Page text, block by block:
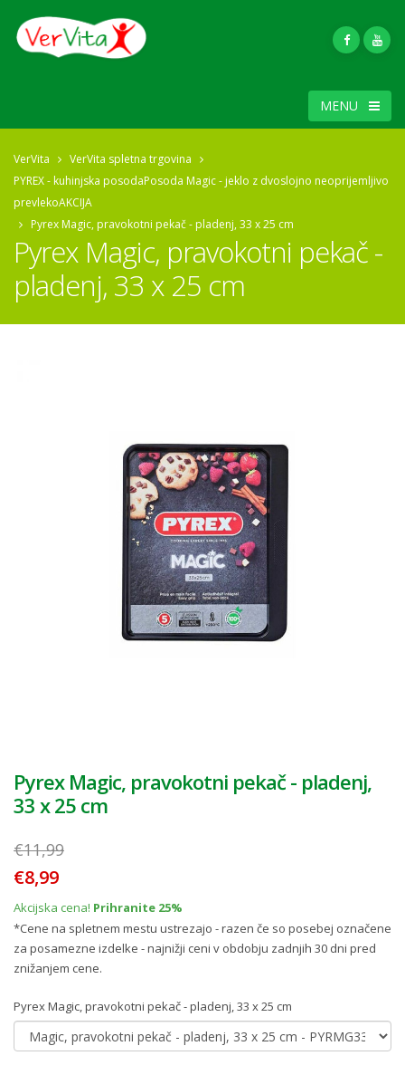
MENU
VerVita
VerVita spletna trgovina
PYREX - kuhinjska posodaPosoda Magic - jeklo z dvoslojno neoprijemljivo
prevlekoAKCIJA
Pyrex Magic, pravokotni pekač - pladenj, 33 x 25 cm
Pyrex Magic, pravokotni pekač -
pladenj, 33 x 25 cm
Pyrex Magic, pravokotni pekač - pladenj,
33 x 25 cm
€11,99
€8,99
Akcijska cena! Prihranite 25%
*Cene na spletnem mestu ustrezajo - razen če so posebej označene
za posamezne izdelke - najnižji ceni v obdobju zadnjih 30 dni pred
znižanjem cene.
Pyrex Magic, pravokotni pekač - pladenj, 33 x 25 cm